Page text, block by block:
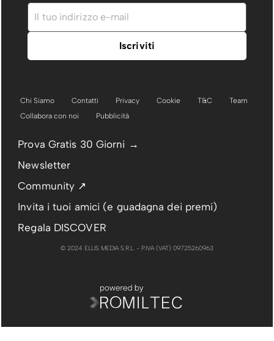
Chi Siamo Contatti Privacy Cookie T&C
Team
Collabora con noi
Pubblicità
Prova Gratis 30 Giorni →
Newsletter
Community ↗
Invita i tuoi amici (e guadagna dei premi)
Regala DISCOVER
© 2024 ELLIS MEDIA S.R.L. - P.IVA (VAT) 09725260963